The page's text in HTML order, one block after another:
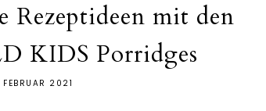
Rezeptideen mit den
KIDS Porridges
2021